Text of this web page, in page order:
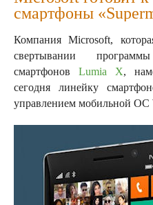
смартфоны
Компания Microsoft,
свертывании
смартфонов Lumia X,
сегодня линейку
управлением мобильной ОС